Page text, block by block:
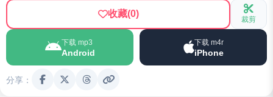
收藏(0) 裁剪
下载 mp3
Android
下载 m4r
iPhone
分享：